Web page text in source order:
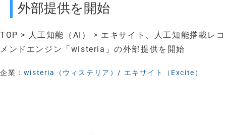
外部提供を開始
TOP > 人工知能（AI）
> エキサイト、人工知能搭載レコ
メンドエンジン「wisteria」の外部提供を開始
企業： wisteria（ウィステリア）/ エキサイト（Excite）